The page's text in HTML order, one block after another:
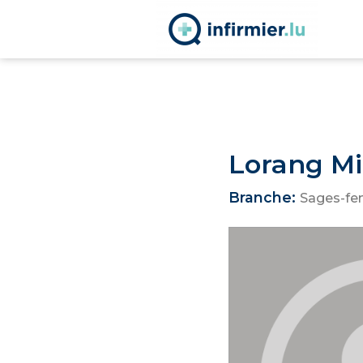
Lorang
Branche: Sages-